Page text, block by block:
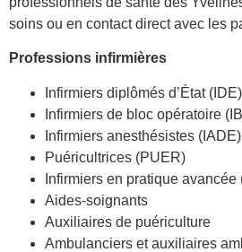
soins ou en contact direct avec les
Professions infirmières
Infirmiers diplômés d’État (IDE)
Infirmiers de bloc opératoire
Infirmiers anesthésistes (IADE)
Puéricultrices (PUER)
Infirmiers en pratique avancée
Aides-soignants
Auxiliaires de puériculture
Ambulanciers et auxiliaires